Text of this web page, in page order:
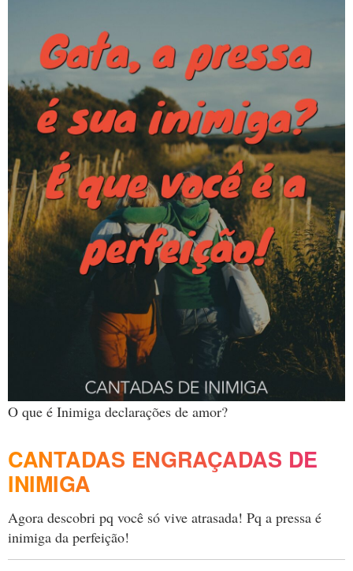
O que é Inimiga declarações de amor?
CANTADAS ENGRAÇADAS DE
INIMIGA
Agora descobri pq você só vive atrasada! Pq a pressa é
inimiga da perfeição!